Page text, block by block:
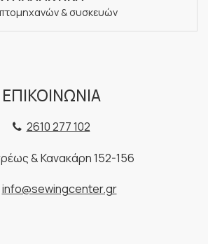
& συσκευών
ΕΠΙΚΟΙΝΩΝΙΑ
2610 277 102
& Κανακάρη 152-156
info@sewingcenter.gr